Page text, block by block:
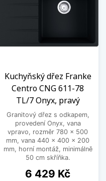
Kuchyňský dřez Franke
Centro CNG 611-78
TL/7 Onyx, pravý
Granitový dřez s odkapem,
provedení Onyx, vana
vpravo, rozměr 780 x 500
mm, vana 440 x 400 x 200
mm, horní montáž, minimálně
50 cm skříňka.
Cena
6 429 Kč